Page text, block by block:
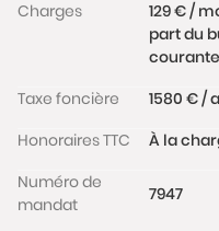
Charges
129 € /
part du
Taxe foncière
1580 € /
Honoraires TTC
À la
Numéro de
mandat
7947